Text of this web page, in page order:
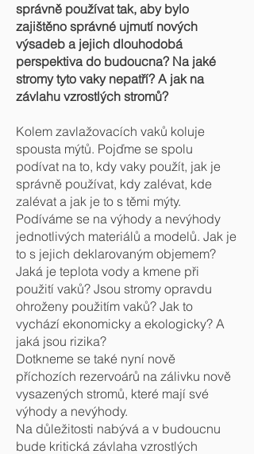
správně používat tak, aby bylo
zajištěno správné ujmutí nových
výsadeb a jejich dlouhodobá
perspektiva do budoucna? Na jaké
stromy tyto vaky nepatří? A jak na
závlahu vzrostlých stromů?
Kolem zavlažovacích vaků koluje
spousta mýtů. Pojďme se spolu
podívat na to, kdy vaky použít, jak je
správně používat, kdy zalévat, kde
zalévat a jak je to s těmi mýty.
Podíváme se na výhody a nevýhody
jednotlivých materiálů a modelů. Jak je
to s jejich deklarovaným objemem?
Jaká je teplota vody a kmene při
použití vaků? Jsou stromy opravdu
ohroženy použitím vaků? Jak to
vychází ekonomicky a ekologicky? A
jaká jsou rizika?
Dotkneme se také nyní nově
příchozích rezervoárů na zálivku nově
vysazených stromů, které mají své
výhody a nevýhody.
Na důležitosti nabývá a v budoucnu
bude kritická závlaha vzrostlých